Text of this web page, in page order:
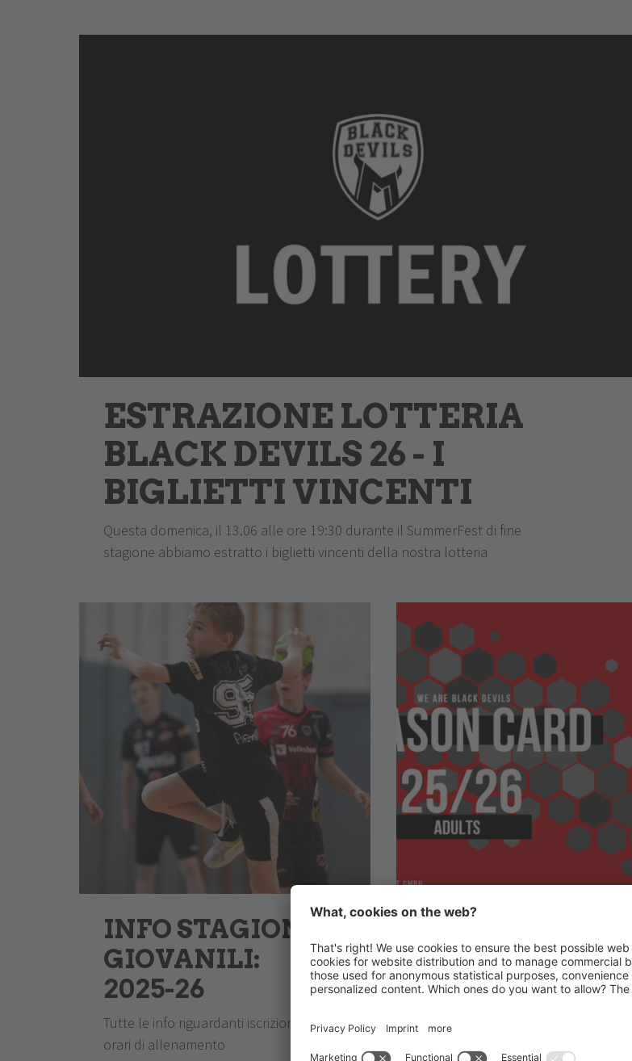
ESTRAZIONE LOTTERIA
BLACK DEVILS 26 - I
BIGLIETTI VINCENTI
Questa domenica, il 13.06 alle ore 19:30 durante il SummerFest di fine
stagione abbiamo estratto i biglietti vincenti della nostra lotteria
INFO STAGIONE
GIOVANILI:
2025-26
Tutte le info riguardanti iscrizioni e
orari di allenamento
25/26 OUT NOW
⚡ La stagione 25/26 è alle porte! ⚡